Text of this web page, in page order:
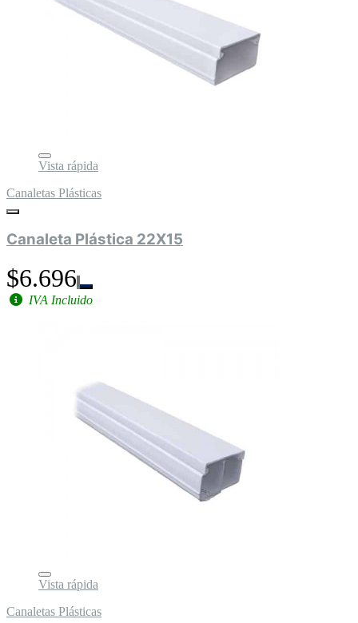
Vista rápida
Canaletas Plásticas
Canaleta Plástica 22X15
$6.696
IVA Incluido
Vista rápida
Canaletas Plásticas